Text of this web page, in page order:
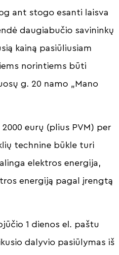
ant stogo esanti laisva
daugiabučio savininkų
kainą pasiūliusiam
norintiems būti
g. 20 namo „Mano
eurų (plius PVM) per
technine būkle turi
elektros energija,
energiją pagal įrengtą
1 dienos el. paštu
dalyvio pasiūlymas iš